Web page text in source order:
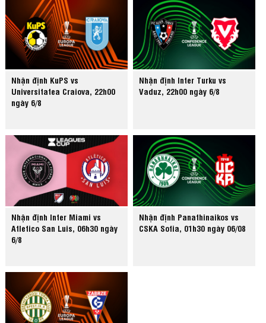
Nhận định KuPS vs
Universitatea Craiova, 22h00
ngày 6/8
Nhận định Inter Turku vs
Vaduz, 22h00 ngày 6/8
Nhận định Inter Miami vs
Atletico San Luis, 06h30 ngày
6/8
Nhận định Panathinaikos vs
CSKA Sofia, 01h30 ngày 06/08